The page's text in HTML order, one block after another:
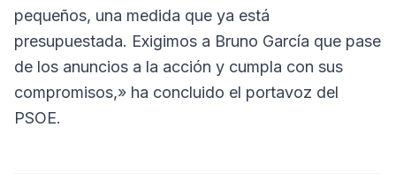
pequeños, una medida que ya está
presupuestada. Exigimos a Bruno García que pase
de los anuncios a la acción y cumpla con sus
compromisos,» ha concluido el portavoz del
PSOE.